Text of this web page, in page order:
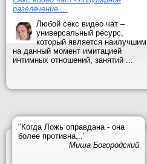
развлечение ...
Любой секс видео чат –
универсальный ресурс,
который является наилучшим
на данный момент имитацией
интимных отношений, занятий ...
"Когда Ложь оправдана - она
более противна..."
Миша Богородский